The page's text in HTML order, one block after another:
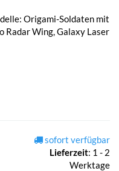
Origami-Soldaten mit
Radar Wing, Galaxy Laser
sofort verfügbar
Lieferzeit: 1 - 2
Werktage